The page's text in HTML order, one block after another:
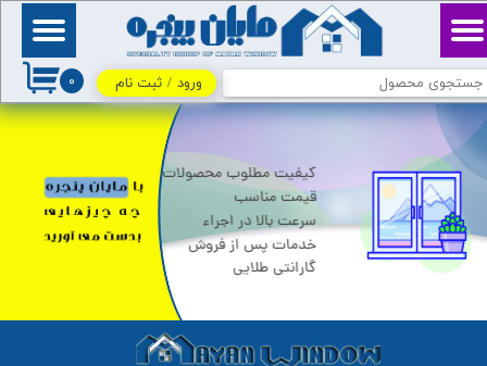
بِسْمِ ٱللَّٰهِ ٱلرَّحْمَٰنِ
ٱلرَّحِيمِ / اللهم اكفني
بحلالك عن حرامك، وأغنني
بفضلك عمَّن سواك
۰ ورود / ثبت نام
حساب کاربری من
تغییر گذر واژه
سفارشات
خروج از حساب کاربری
کیفیت مطلوب محصولات
قیمت مناسب
سرعت بالا در اجراء
خدمات پس از فروش
گارانتی طلایی